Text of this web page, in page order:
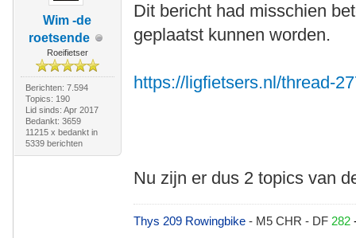
Wim -de
roetsende
Roeifietser
Berichten: 7.594
Topics: 190
Lid sinds: Apr 2017
Bedankt: 3659
11215 x bedankt in
5339 berichten
Dit bericht had misschien
geplaatst kunnen worden.
https://ligfietsers.nl/thread-
Nu zijn er dus 2 topics van
Thys 209 Rowingbike- M5 CHR - DF 282